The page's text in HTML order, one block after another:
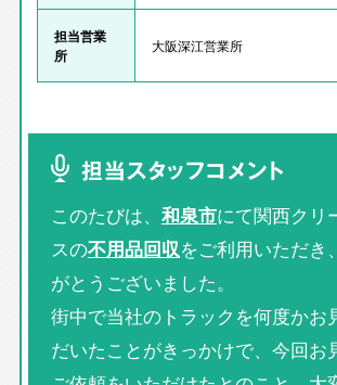
担当営業
所
大阪深江営業所
担当スタッフコメント
このたびは、 和泉市にて関西クリ
スの不用品回収をご利用いただき
がとうございました。
街中で当社のトラックを何度かお
だいたことがきっかけで、今回お